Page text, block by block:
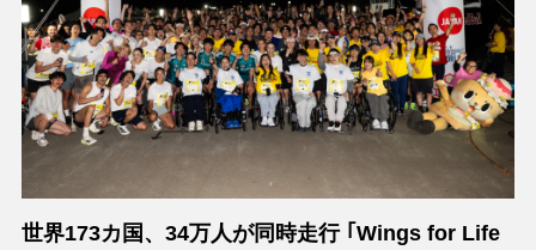
世界173カ国、34万人が同時走行 ｢Wings for Life